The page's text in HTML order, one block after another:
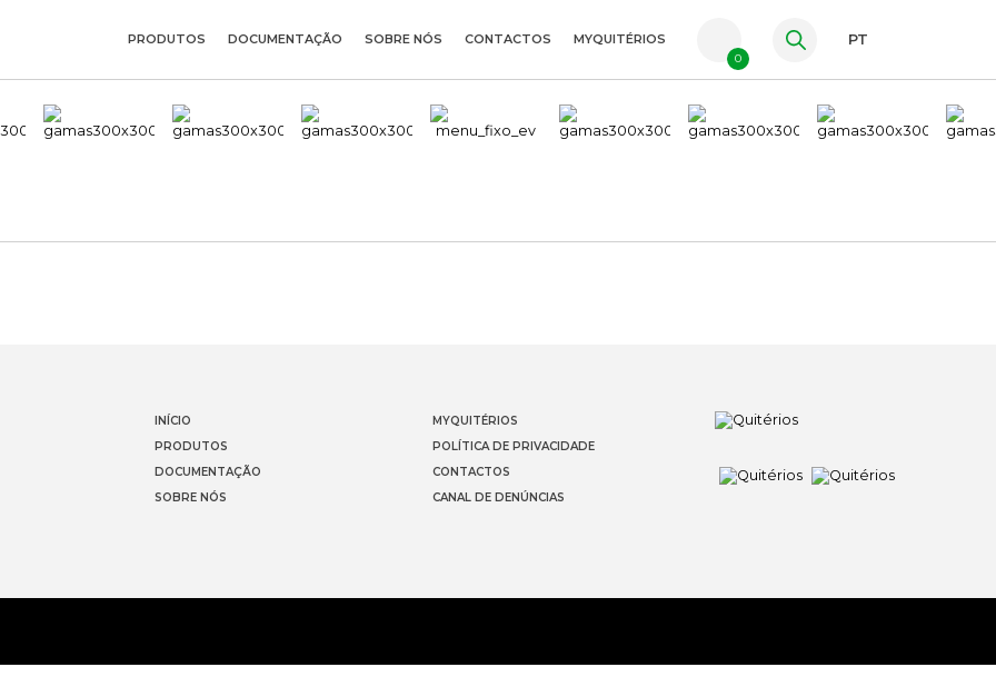
ES
PRODUTOS DOCUMENTAÇÃO SOBRE NÓS CONTACTOS MYQUITÉRIOS
0
PT
INÍCIO
PRODUTOS
DOCUMENTAÇÃO
SOBRE NÓS
MYQUITÉRIOS
POLÍTICA DE PRIVACIDADE
CONTACTOS
CANAL DE DENÚNCIAS